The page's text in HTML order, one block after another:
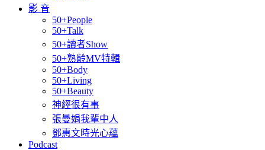
影 音
50+People
50+Talk
50+讀者Show
50+熟齡MV特輯
50+Body
50+Living
50+Beauty
神經很有事
張曼娟我輩中人
鄧惠文時光心蘊
Podcast